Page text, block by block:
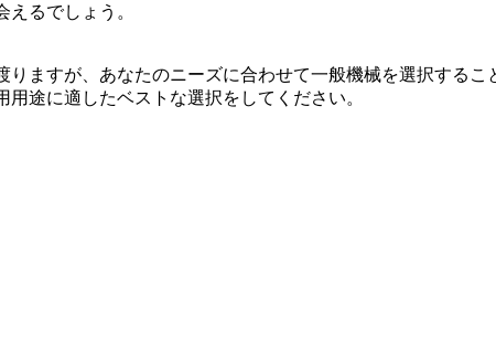
るでしょう。
ますが、あなたのニーズに合わせて一般機械を選択するこ
途に適したベストな選択をしてください。